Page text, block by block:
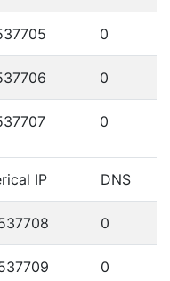
0
0
0
IP DNS
0
0